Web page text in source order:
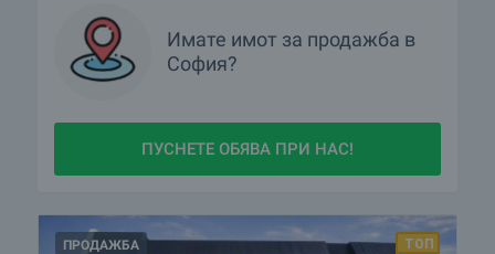
Имате имот за продажба в
София?
ПУСНЕТЕ ОБЯВА ПРИ НАС!
ПРОДАЖБА